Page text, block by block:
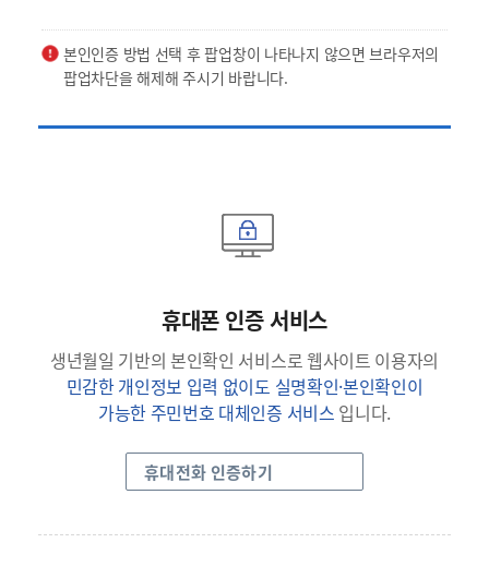
본인인증 방법 선택 후 팝업창이 나타나지 않으면 브라우저의
팝업차단을 해제해 주시기 바랍니다.
휴대폰 인증 서비스
생년월일 기반의 본인확인 서비스로 웹사이트 이용자의
민감한 개인정보 입력 없이도 실명확인·본인확인이
가능한 주민번호 대체인증 서비스 입니다.
휴대전화 인증하기